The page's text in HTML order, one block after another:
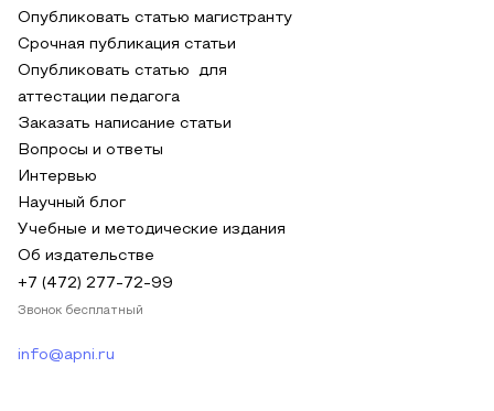
Опубликовать статью магистранту
Срочная публикация статьи
Опубликовать статью для
аттестации педагога
Заказать написание статьи
Вопросы и ответы
Интервью
Научный блог
Учебные и методические издания
Об издательстве
+7 (472) 277-72-99
Звонок бесплатный
info@apni.ru